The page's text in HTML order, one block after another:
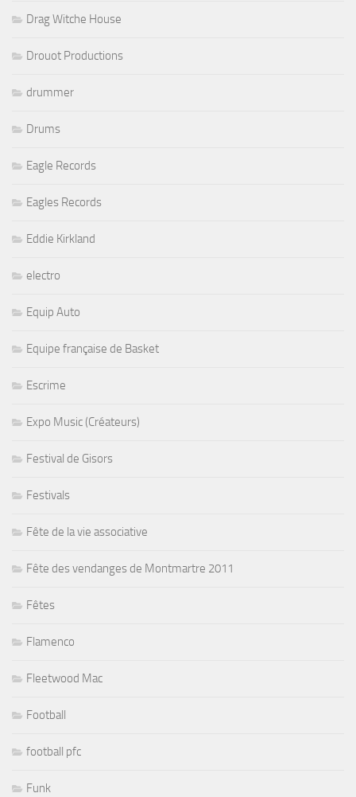
Drag Witche House
Drouot Productions
drummer
Drums
Eagle Records
Eagles Records
Eddie Kirkland
electro
Equip Auto
Equipe française de Basket
Escrime
Expo Music (Créateurs)
Festival de Gisors
Festivals
Fête de la vie associative
Fête des vendanges de Montmartre 2011
Fêtes
Flamenco
Fleetwood Mac
Football
football pfc
Funk